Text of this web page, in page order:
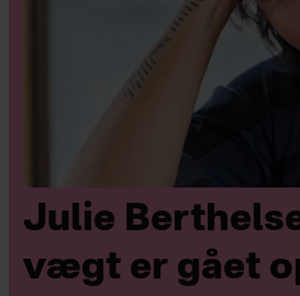
Julie
vægt er gået